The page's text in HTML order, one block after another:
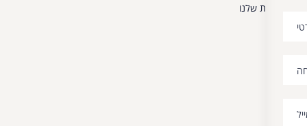
תגיע לביתכם עטופה באהבה